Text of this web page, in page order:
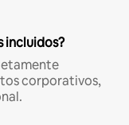
incluidos?
corporativos,